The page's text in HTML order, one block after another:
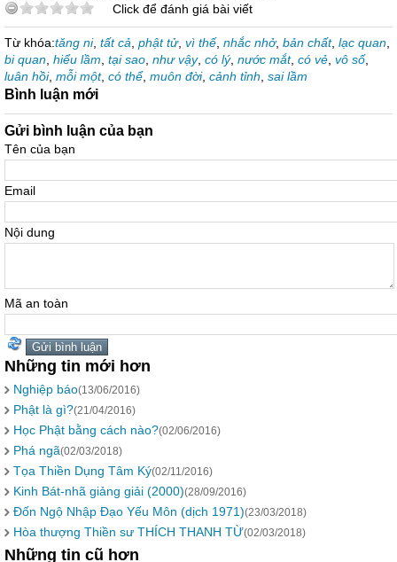
Click để đánh giá bài viết
Từ khóa:tăng ni, tất cả phật tử, vì thế, nhắc nhở, bản chất, lạc quan
bi quan hiểu lầm tại sao như vậy, có lý, nước mắt, có vẻ vô số,
luân hồi, mỗi một, có thể, muôn đời, cảnh tỉnh sai lầm
Bình luận mới
Gửi bình luận của bạn
Tên của bạn
Email
Nội dung
Mã an toàn
Những tin mới hơn
Nghiệp báo(13/06/2016)
Phật là gì?(21/04/2016)
Học Phật bằng cách nào?(02/06/2016)
Phá ngã(02/03/2018)
Tọa Thiền Dụng Tâm Ký(02/11/2016)
Kinh Bát-nhã giảng giải (2000)(28/09/2016)
Đốn Ngộ Nhập Đạo Yếu Môn (dịch 1971)(23/03/2018)
Hòa thượng Thiền sư THÍCH THANH TỪ(02/03/2018)
Những tin cũ hơn